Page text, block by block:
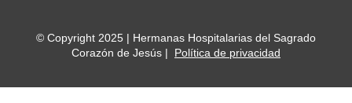
© Copyright 2025 | Hermanas Hospitalarias del Sagrado
Corazón de Jesús | Política de privacidad